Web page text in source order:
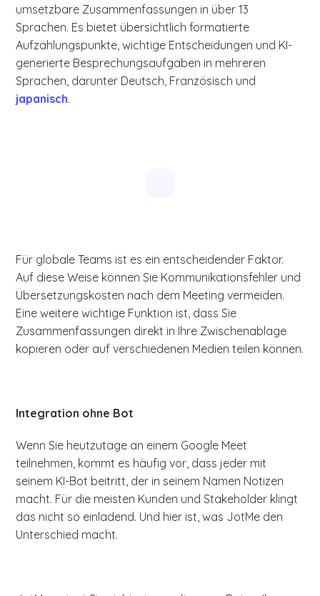
umsetzbare Zusammenfassungen in über 13
Sprachen. Es bietet übersichtlich formatierte
Aufzählungspunkte, wichtige Entscheidungen und KI-
generierte Besprechungsaufgaben in mehreren
Sprachen, darunter Deutsch, Französisch und
japanisch.
Für globale Teams ist es ein entscheidender Faktor.
Auf diese Weise können Sie Kommunikationsfehler und
Übersetzungskosten nach dem Meeting vermeiden.
Eine weitere wichtige Funktion ist, dass Sie
Zusammenfassungen direkt in Ihre Zwischenablage
kopieren oder auf verschiedenen Medien teilen können.
Integration ohne Bot
Wenn Sie heutzutage an einem Google Meet
teilnehmen, kommt es häufig vor, dass jeder mit
seinem KI-Bot beitritt, der in seinem Namen Notizen
macht. Für die meisten Kunden und Stakeholder klingt
das nicht so einladend. Und hier ist, was JotMe den
Unterschied macht.